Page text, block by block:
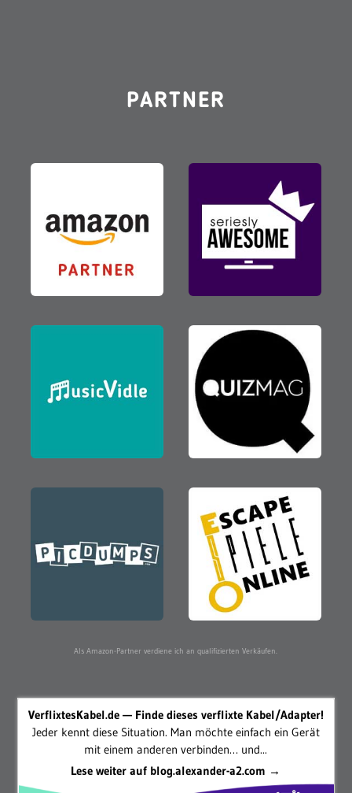
PARTNER
Als Amazon-Partner verdiene ich an qualifizierten Verkäufen.
VerflixtesKabel.de — Finde dieses verflixte Kabel/Adapter!
Jeder kennt diese Situation. Man möchte einfach ein Gerät
mit einem anderen verbinden… und...
Lese weiter auf blog.alexander-a2.com →